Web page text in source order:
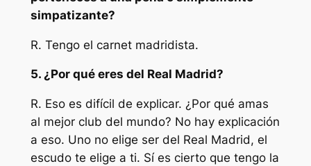
simpatizante?
R. Tengo el carnet madridista.
5. ¿Por qué eres del Real Madrid?
R. Eso es difícil de explicar. ¿Por qué amas
al mejor club del mundo? No hay explicación
a eso. Uno no elige ser del Real Madrid, el
escudo te elige a ti. Sí es cierto que tengo la